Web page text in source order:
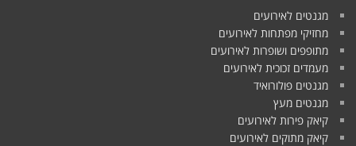
מגנטים לאירועים
מחזיקי מפתחות לאירועים
מתופפים ושופרות לאירועים
מעמדים זכוכית לאירועים
מגנטים פולורואיד
מגנטים מעץ
קיאק פירות לאירועים
קיאק מתוקים לאירועים